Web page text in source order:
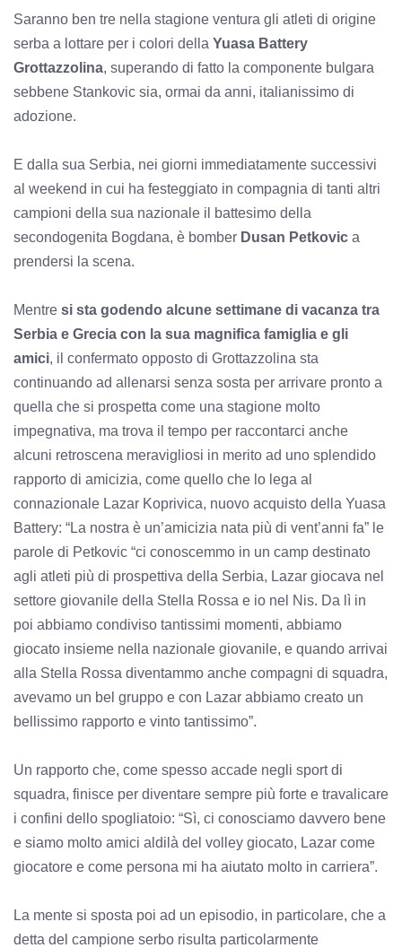
Saranno ben tre nella stagione ventura gli atleti di origine
serba a lottare per i colori della Yuasa Battery
Grottazzolina, superando di fatto la componente bulgara
sebbene Stankovic sia, ormai da anni, italianissimo di
adozione.
E dalla sua Serbia, nei giorni immediatamente successivi
al weekend in cui ha festeggiato in compagnia di tanti altri
campioni della sua nazionale il battesimo della
secondogenita Bogdana, è bomber Dusan Petkovic a
prendersi la scena.
Mentre si sta godendo alcune settimane di vacanza tra
Serbia e Grecia con la sua magnifica famiglia e gli
amici, il confermato opposto di Grottazzolina sta
continuando ad allenarsi senza sosta per arrivare pronto a
quella che si prospetta come una stagione molto
impegnativa, ma trova il tempo per raccontarci anche
alcuni retroscena meravigliosi in merito ad uno splendido
rapporto di amicizia, come quello che lo lega al
connazionale Lazar Koprivica, nuovo acquisto della Yuasa
Battery: “La nostra è un’amicizia nata più di vent’anni fa” le
parole di Petkovic “ci conoscemmo in un camp destinato
agli atleti più di prospettiva della Serbia, Lazar giocava nel
settore giovanile della Stella Rossa e io nel Nis. Da lì in
poi abbiamo condiviso tantissimi momenti, abbiamo
giocato insieme nella nazionale giovanile, e quando arrivai
alla Stella Rossa diventammo anche compagni di squadra,
avevamo un bel gruppo e con Lazar abbiamo creato un
bellissimo rapporto e vinto tantissimo”.
Un rapporto che, come spesso accade negli sport di
squadra, finisce per diventare sempre più forte e travalicare
i confini dello spogliatoio: “Sì, ci conosciamo davvero bene
e siamo molto amici aldilà del volley giocato, Lazar come
giocatore e come persona mi ha aiutato molto in carriera”.
La mente si sposta poi ad un episodio, in particolare, che a
detta del campione serbo risulta particolarmente